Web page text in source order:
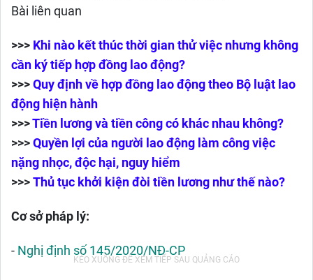
Bài liên quan
>>> Khi nào kết thúc thời gian thử việc nhưng không
cần ký tiếp hợp đồng lao động?
>>> Quy định về hợp đồng lao động theo Bộ luật lao
động hiện hành
>>>Tiền lương và tiền công có khác nhau không?
>>> Quyền lợi của người lao động làm công việc
nặng nhọc, độc hại, nguy hiểm
>>> Thủ tục khởi kiện đòi tiền lương như thế nào?
Cơ sở pháp lý:
- Nghị định số 145/2020/NĐ-CP